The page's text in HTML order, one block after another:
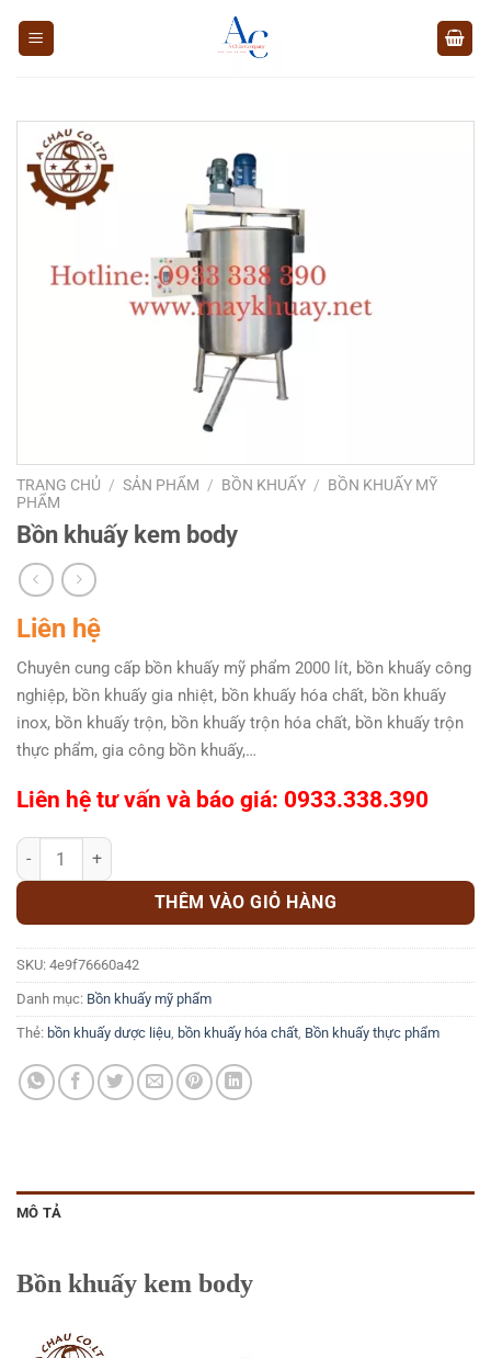
TRANG CHỦ / SẢN PHẨM / BỒN KHUẤY / BỒN KHUẤY MỸ
PHẨM
Bồn khuấy kem body
Liên hệ
Chuyên cung cấp bồn khuấy mỹ phẩm 2000 lít, bồn khuấy công
nghiệp, bồn khuấy gia nhiệt, bồn khuấy hóa chất, bồn khuấy
inox, bồn khuấy trộn, bồn khuấy trộn hóa chất, bồn khuấy trộn
thực phẩm, gia công bồn khuấy,…
Liên hệ tư vấn và báo giá: 0933.338.390
Bồn khuấy kem body số lượng
THÊM VÀO GIỎ HÀNG
SKU: 4e9f76660a42
Danh mục: Bồn khuấy mỹ phẩm
Thẻ: bồn khuấy dược liệu bồn khuấy hóa chất Bồn khuấy thực phẩm
MÔ TẢ
Bồn khuấy kem body